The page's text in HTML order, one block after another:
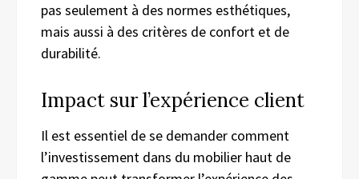
pas seulement à des normes esthétiques,
mais aussi à des critères de confort et de
durabilité.
Impact sur l’expérience client
Il est essentiel de se demander comment
l’investissement dans du mobilier haut de